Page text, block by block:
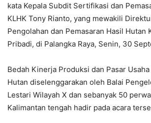
kata Kepala Subdit Sertifikasi dan
KLHK Tony Rianto, yang mewakili
Pengolahan dan Pemasaran Hasil Hutan
Pribadi, di Palangka Raya, Senin, 30
Bedah Kinerja Produksi dan Pasar
Hutan diselenggarakan oleh Balai
Lestari Wilayah X dan sebanyak 50
Kalimantan tengah hadir pada acara